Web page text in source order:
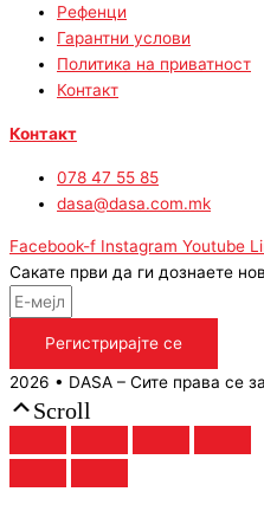
Рефенци
Гарантни услови
Политика на приватност
Контакт
Контакт
078 47 55 85
dasa@dasa.com.mk
Facebook-f Instagram Youtube
Сакате први да ги дознаете
Регистрирајте се
2026 • DASA – Сите права се
Scroll
Up